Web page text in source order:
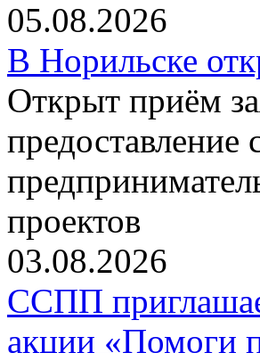
05.08.2026
В Норильске
Открыт приём
предоставление
проектов
03.08.2026
ССПП
акции «Помоги